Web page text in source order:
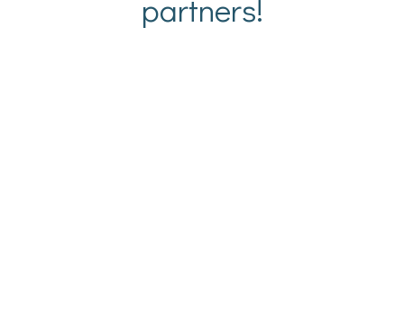
partners!